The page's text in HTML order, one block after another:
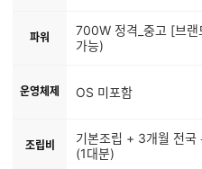
파워
700W 정격_중고 [브랜
가능)
운영체제 OS 미포함
조립비
기본조립 + 3개월 전국
(1대분)